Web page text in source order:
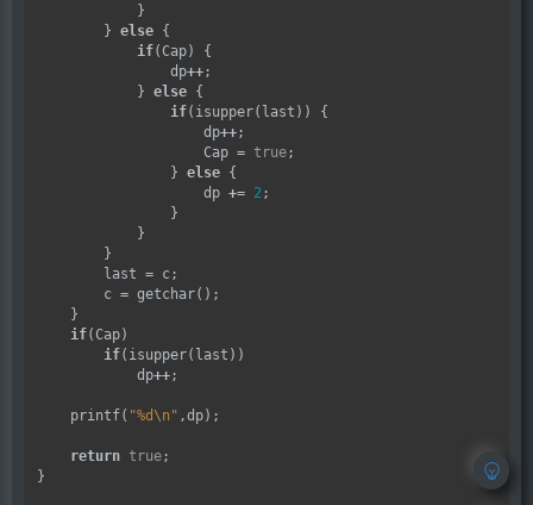
            }
        }
else {
if(Cap) {
                dp
++;
            }
else {
if(isupper(last)) {
                    dp
++;
                    Cap
= true;
                }
else {
                    dp
+= 2 ;
                }
            }
        }
        last
= c;
        c
= getchar();
    }
if(Cap)
if(isupper(last))
            dp
++;
    printf(
"%d\n " ,dp);
return true;
}